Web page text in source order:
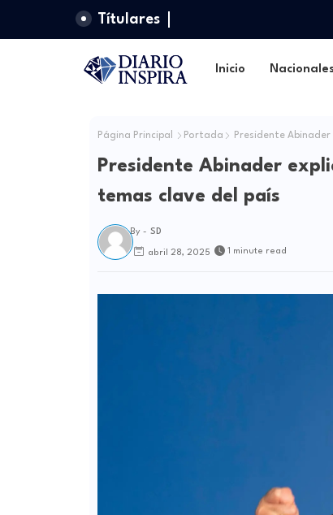
Títulares
Inicio
Página Principal Portada Presidente
Presidente Abinader
temas clave del país
By - SD
abril 28, 2025 1 minute read